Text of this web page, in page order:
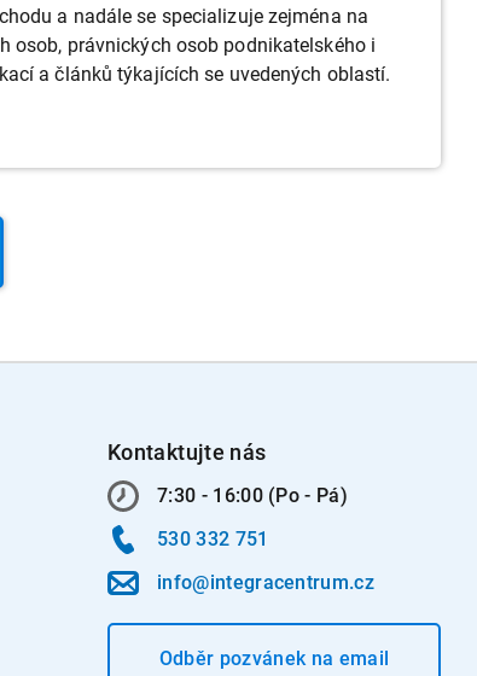
a nadále se specializuje zejména na
právnických osob podnikatelského i
a článků týkajících se uvedených oblastí.
Kontaktujte nás
7:30 - 16:00 (Po - Pá)
530 332 751
info@integracentrum.cz
Odběr pozvánekna email